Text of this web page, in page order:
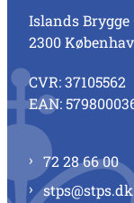
Islands Brygge
2300
CVR: 37105562
EAN:
72 28 66 00
stps@stps.dk